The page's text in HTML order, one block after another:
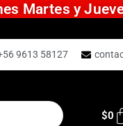
Martes y
9613 58127
$0